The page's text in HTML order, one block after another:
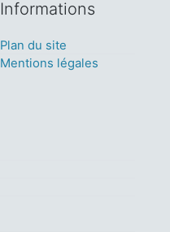
Informations
Plan du site
Mentions légales